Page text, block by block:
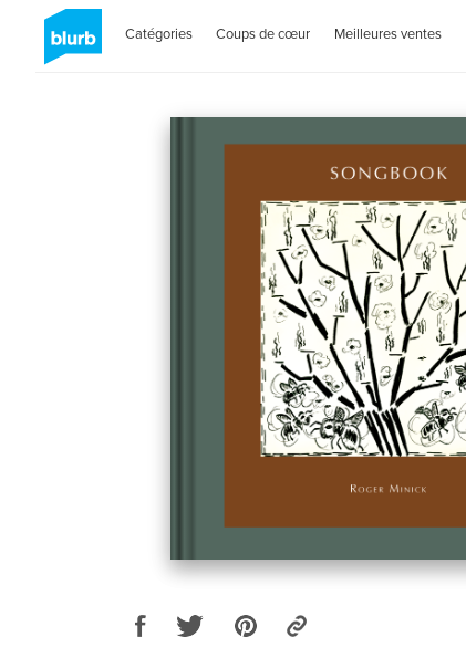
Catégories Coups de cœur Meilleures ventes